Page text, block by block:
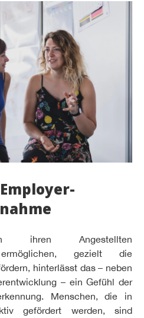
ihren Angestellten
ermöglichen, gezielt die
hinterlässt das – neben
– ein Gefühl der
Menschen, die in
gefördert werden, sind